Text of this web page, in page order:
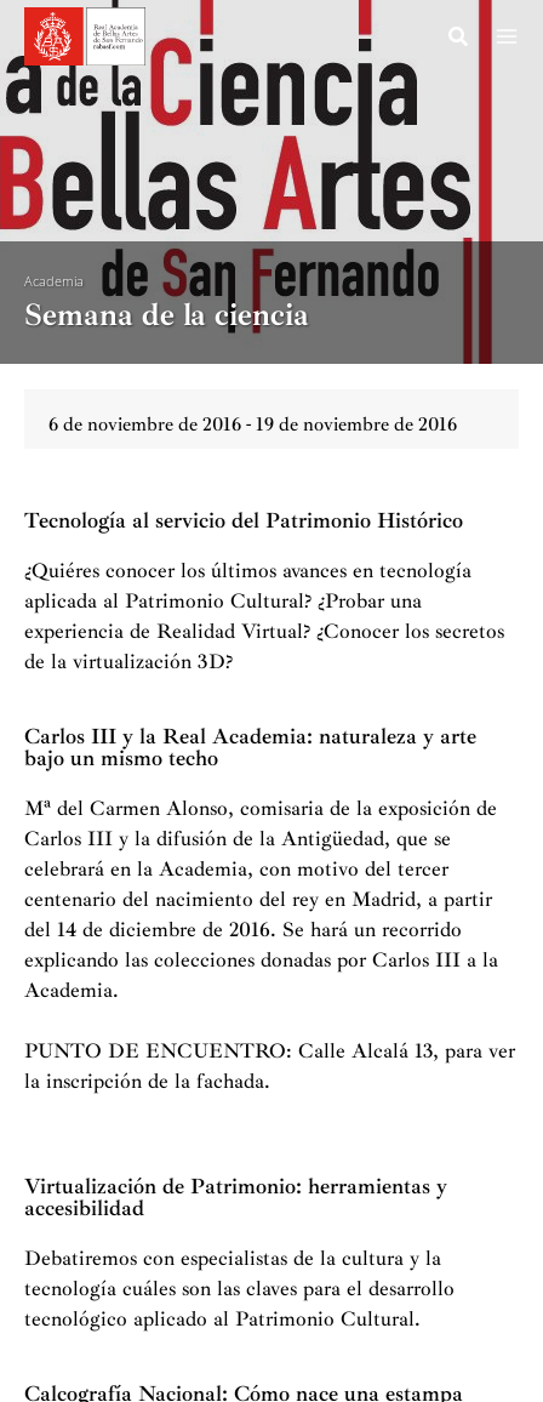
contenido
Academia
Semana de la ciencia
6 de noviembre de 2016 - 19 de noviembre de 2016
Tecnología al servicio del Patrimonio Histórico
¿Quiéres conocer los últimos avances en tecnología
aplicada al Patrimonio Cultural? ¿Probar una
experiencia de Realidad Virtual? ¿Conocer los secretos
de la virtualización 3D?
Carlos III y la Real Academia: naturaleza y arte
bajo un mismo techo
Mª del Carmen Alonso, comisaria de la exposición de
Carlos III y la difusión de la Antigüedad, que se
celebrará en la Academia, con motivo del tercer
centenario del nacimiento del rey en Madrid, a partir
del 14 de diciembre de 2016. Se hará un recorrido
explicando las colecciones donadas por Carlos III a la
Academia.
PUNTO DE ENCUENTRO: Calle Alcalá 13, para ver
la inscripción de la fachada.
Virtualización de Patrimonio: herramientas y
accesibilidad
Debatiremos con especialistas de la cultura y la
tecnología cuáles son las claves para el desarrollo
tecnológico aplicado al Patrimonio Cultural.
Calcografía Nacional: Cómo nace una estampa